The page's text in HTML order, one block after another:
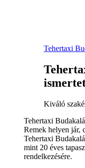
Tehertaxi
Kiváló
Tehertaxi
Remek helyen jár,
Tehertaxi
mint 20 éves
rendelkezésére.